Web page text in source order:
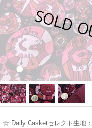
☆ Daily Casketセレクト生地